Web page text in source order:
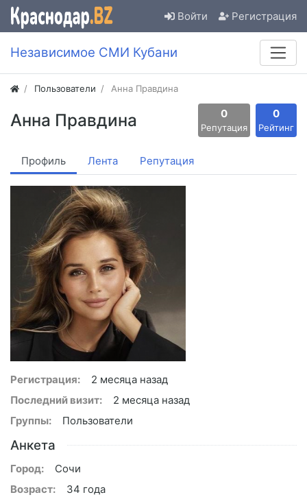
Войти Регистрация
Независимое СМИ Кубани
Пользователи Анна Правдина
Анна Правдина 0
Репутация
0
Рейтинг
Профиль Лента Репутация
Регистрация:
2 месяца назад
Последний визит:
2 месяца назад
Группы:
Пользователи
Анкета
Город:
Сочи
Возраст:
34 года